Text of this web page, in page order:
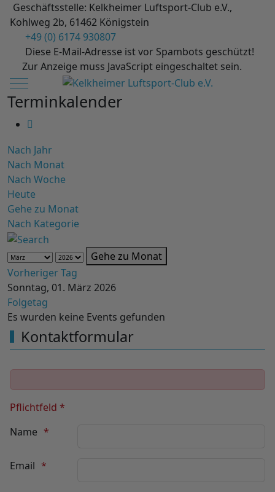
Geschäftsstelle: Kelkheimer Luftsport-Club e.V.,
Kohlweg 2b, 61462 Königstein
+49 (0) 6174 930807
Diese E-Mail-Adresse ist vor Spambots geschützt!
Zur Anzeige muss JavaScript eingeschaltet sein.
Mobile Menu Toggle
Terminkalender
Nach Jahr
Nach Monat
Nach Woche
Heute
Gehe zu Monat
Nach Kategorie
Gehe zu Monat
Vorheriger Tag
Sonntag, 01. März 2026
Folgetag
Es wurden keine Events gefunden
Kontaktformular
Pflichtfeld *
Name
Email